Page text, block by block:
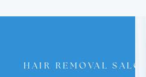
HAIR REMOVAL SALON